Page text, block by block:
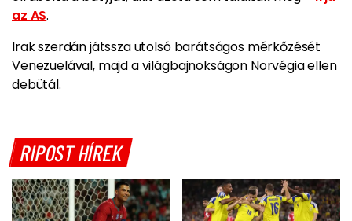
az AS.
Irak szerdán játssza utolsó barátságos mérkőzését
Venezuelával, majd a világbajnokságon Norvégia ellen
debütál.
RIPOST HÍREK